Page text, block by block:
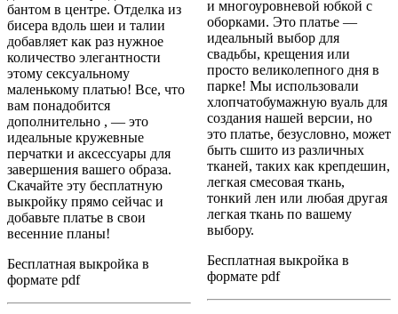
бантом в центре. Отделка из
бисера вдоль шеи и талии
добавляет как раз нужное
количество элегантности
этому сексуальному
маленькому платью! Все, что
вам понадобится
дополнительно , — это
идеальные кружевные
перчатки и аксессуары для
завершения вашего образа.
Скачайте эту бесплатную
выкройку прямо сейчас и
добавьте платье в свои
весенние планы!
Бесплатная выкройка в
формате pdf
и многоуровневой юбкой с
оборками. Это платье —
идеальный выбор для
свадьбы, крещения или
просто великолепного дня в
парке! Мы использовали
хлопчатобумажную вуаль для
создания нашей версии, но
это платье, безусловно, может
быть сшито из различных
тканей, таких как крепдешин,
легкая смесовая ткань,
тонкий лен или любая другая
легкая ткань по вашему
выбору.
Бесплатная выкройка в
формате pdf